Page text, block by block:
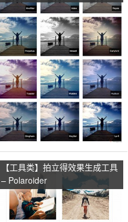
【工具类】拍立得效果生成工具
– Polaroider